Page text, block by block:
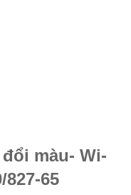
màu- Wi-
827-65